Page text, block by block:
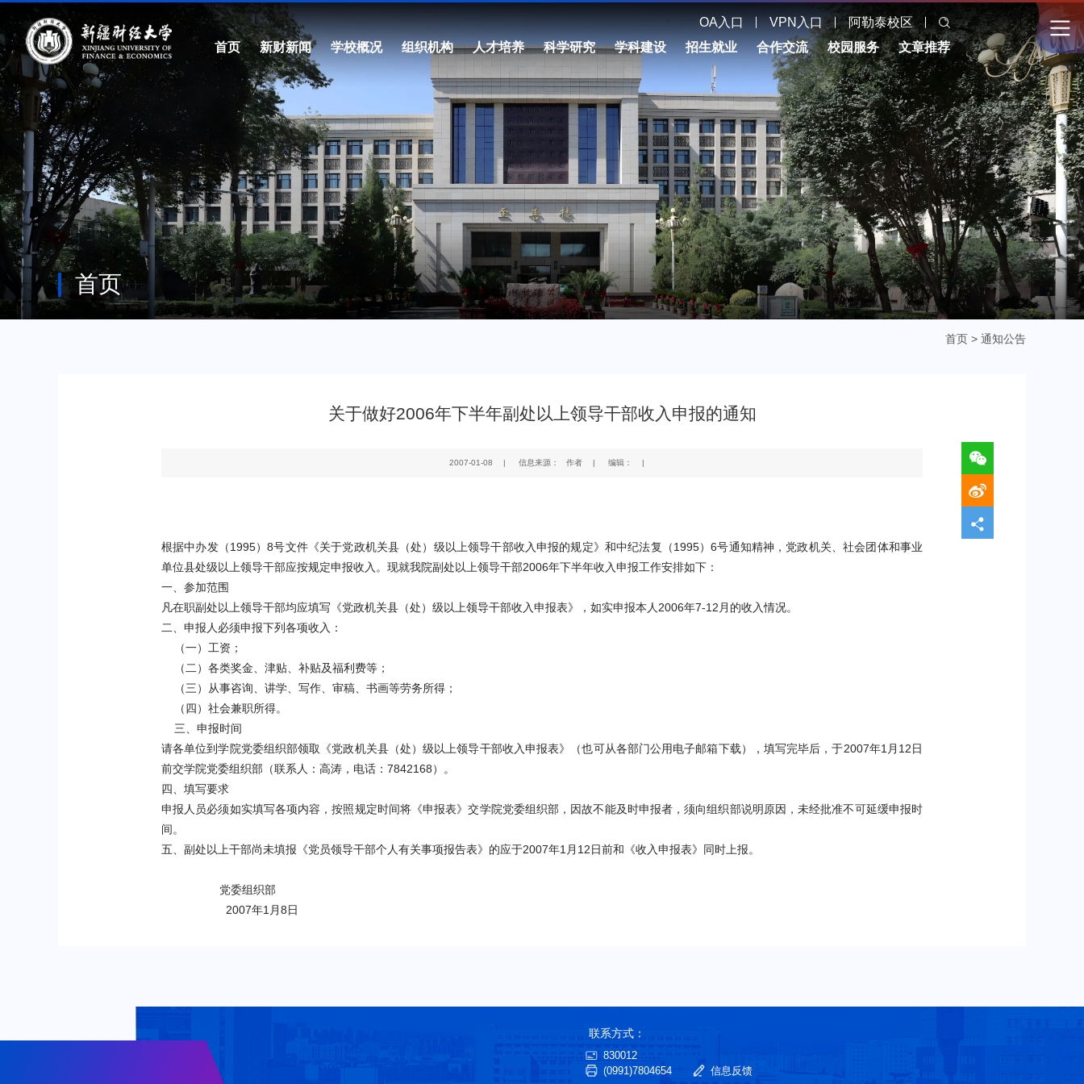
OA入口 VPN入口
阿勒泰校区
首页
新财新闻 学校概况 组织机构 人才培养 科学研究 学科建设 招生就业 合作交流 校园服务 文章推荐
首页
首页 > 通知公告
关于做好2006年下半年副处以上领导干部收入申报的通知
2007-01-08 | 信息来源： 作者 | 编辑： |
根据中办发（1995）8号文件《关于党政机关县（处）级以上领导干部收入申报的规定》和中纪法复（1995）6号通知精神，党政机关、社会团体和事业
单位县处级以上领导干部应按规定申报收入。现就我院副处以上领导干部2006年下半年收入申报工作安排如下：
一、参加范围
凡在职副处以上领导干部均应填写《党政机关县（处）级以上领导干部收入申报表》，如实申报本人 2006年7-12 月的收入情况。
二、申报人必须申报下列各项收入：
（一）工资；
（二）各类奖金、津贴、补贴及福利费等；
（三）从事咨询、讲学、写作、审稿、书画等劳务所得；
（四）社会兼职所得。
三、申报时间
请各单位到学院党委组织部领取《党政机关县（处）级以上领导干部收入申报表》（也可从各部门公用电子邮箱下载），填写完毕后，于2007年1 月 12日
前交学院党委组织部（联系人：高涛，电话： 7842168）。
四、填写要求
申报人员必须如实填写各项内容，按照规定时间将《申报表》交学院党委组织部，因故不能及时申报者，须向组织部说明原因，未经批准不可延缓申报时
间。
五、副处以上干部尚未填报《党员领导干部个人有关事项报告表》的应于2007年1 月 12日前和《收入申报表》同时上报。
党委组织部
2007年1 月8日
联系方式：
830012
(0991)7804654
信息反馈